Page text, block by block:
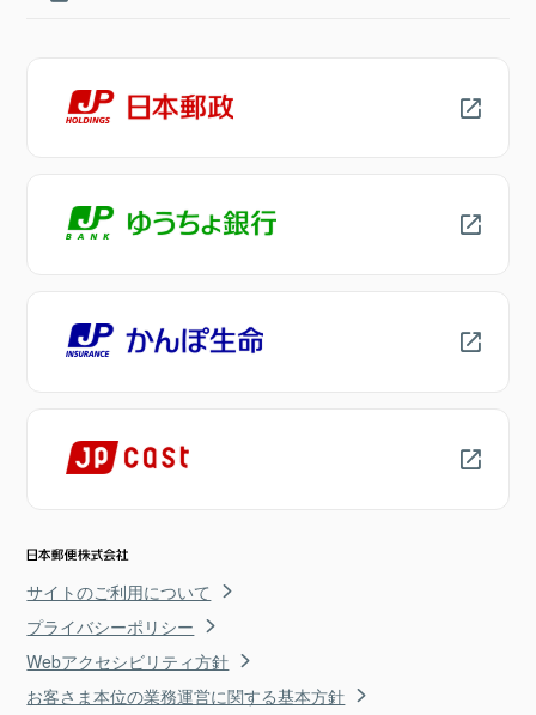
サイトのご利用について
プライバシーポリシー
Webアクセシビリティ方針
お客さま本位の業務運営に関する基本方針